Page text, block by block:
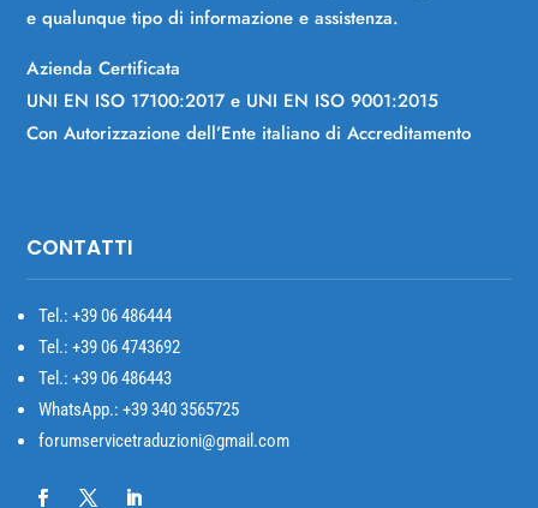
e qualunque tipo di informazione e assistenza.
Azienda Certificata
UNI EN ISO 17100:2017 e UNI EN ISO 9001:2015
Con Autorizzazione dell’Ente italiano di Accreditamento
CONTATTI
Tel.: +3906 486444
Tel.: +39 06 4743692
Tel.: +39 06 486443
WhatsApp.: +39 340 3565725
forumservicetraduzioni@gmail.com